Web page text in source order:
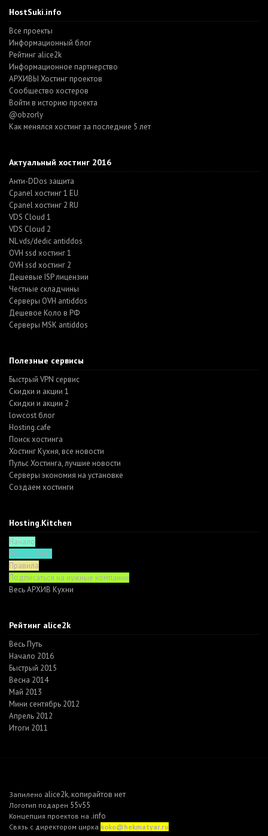
HostSuki.info
Все проекты
Информационный блог
Рейтинг alice2k
Информационное партнерство
АРХИВЫ Хостинг проектов
Cообщество хостеров
Войти в историю проекта
@obzorly
Как менялся хостинг за последние 5 лет
Актуальный хостинг 2016
Анти-DDos защита
Cpanel хостинг 1 EU
Cpanel хостинг 2 RU
VDS Cloud 1
VDS Cloud 2
NL vds/dedic antiddos
OVH ssd хостинг 1
OVH ssd хостинг 2
Дешевые ISP лицензии
Честные складчины
Серверы OVH antiddos
Дешевое Коло в РФ
Серверы MSK antiddos
Полезные сервисы
Быстрый VPN сервис
Скидки и акции 1
Скидки и акции 2
lowcost блог
Hosting.cafe
Поиск хостинга
Хостинг Кухня, все новости
Пульс Хостинга, лучшие новости
Серверы экономия на установке
Создаем хостинги
Hosting.Kitchen
Начало
Функционал
Правила
Подписаться на нужные компании
Весь АРХИВ Кухни
Рейтинг alice2k
Весь Путь
Начало 2016
Быстрый 2015
Весна 2014
Май 2013
Мини сентябрь 2012
Апрель 2012
Итоги 2011
Запилено alice2k копирайтов нет
Логотип подарен 55v55
Концепция проектов на .info
Связь с директором цирка koko@hekmatyar.ru